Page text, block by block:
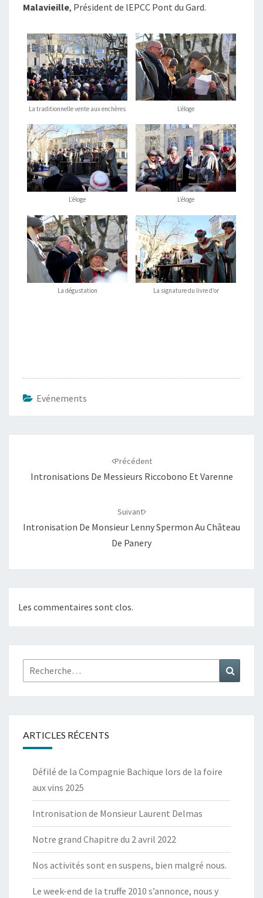
Malavieille, Président de lEPCC Pont du Gard.
La traditionnelle vente aux enchères L’éloge
L’éloge L’éloge
La dégustation La signature du livre d’or
Evénements
Précédent
Intronisations De Messieurs Riccobono Et Varenne
Suivant
Intronisation De Monsieur Lenny Spermon Au Château
De Panery
Les commentaires sont clos.
Rechercher :
ARTICLES RÉCENTS
Défilé de la Compagnie Bachique lors de la foire
aux vins 2025
Intronisation de Monsieur Laurent Delmas
Notre grand Chapitre du 2 avril 2022
Nos activités sont en suspens, bien malgré nous.
Le week-end de la truffe 2010 s’annonce, nous y